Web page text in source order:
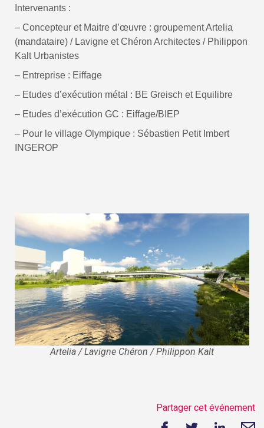
Intervenants :
– Concepteur et Maitre d’œuvre : groupement Artelia
(mandataire) / Lavigne et Chéron Architectes / Philippon
Kalt Urbanistes
– Entreprise : Eiffage
– Etudes d’exécution métal : BE Greisch et Equilibre
– Etudes d’exécution GC : Eiffage/BIEP
– Pour le village Olympique : Sébastien Petit Imbert
INGEROP
Artelia / Lavigne Chéron / Philippon Kalt
Partager cet événement